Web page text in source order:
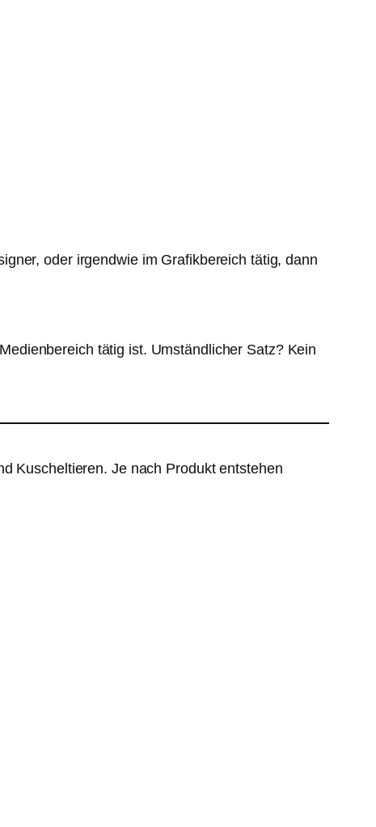
oder irgendwie im Grafikbereich tätig, dann
tätig ist. Umständlicher Satz? Kein
Kuscheltieren. Je nach Produkt entstehen